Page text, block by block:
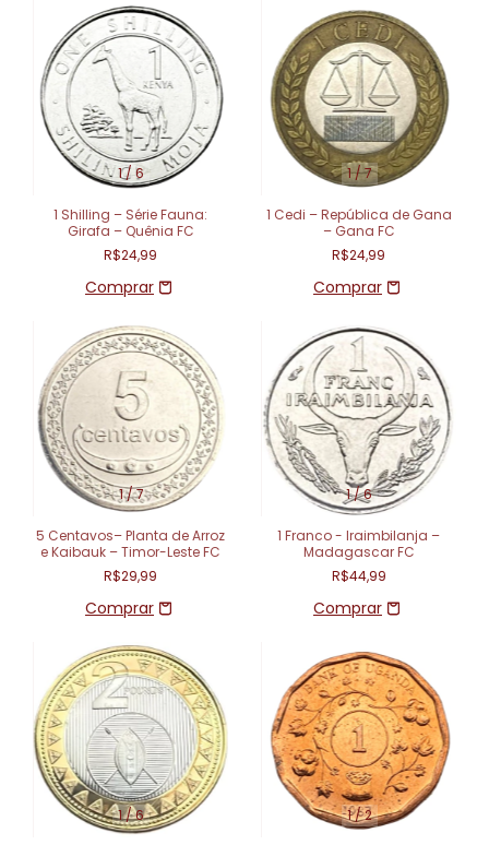
1/6
1 Shilling – Série Fauna:
Girafa – Quênia FC
R$24,99
1/7
1 Cedi – República de Gana
– Gana FC
R$24,99
1/7
5 Centavos– Planta de Arroz
e Kaibauk – Timor-Leste FC
R$29,99
1/6
1 Franco - Iraimbilanja –
Madagascar FC
R$44,99
1/6 1/2